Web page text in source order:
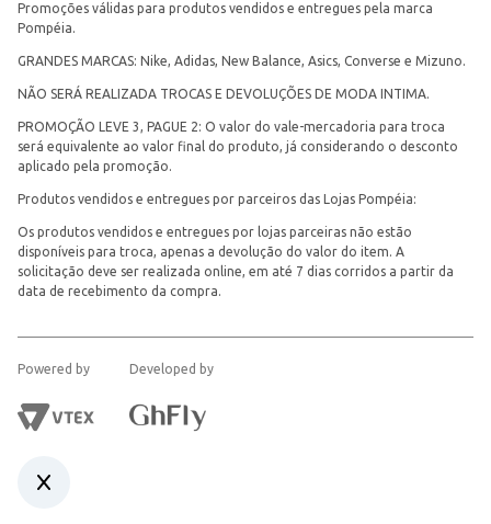
Promoções válidas para produtos vendidos e entregues pela marca
Pompéia.
GRANDES MARCAS: Nike, Adidas, New Balance, Asics, Converse e Mizuno.
NÃO SERÁ REALIZADA TROCAS E DEVOLUÇÕES DE MODA INTIMA.
PROMOÇÃO LEVE 3, PAGUE 2: O valor do vale-mercadoria para troca
será equivalente ao valor final do produto, já considerando o desconto
aplicado pela promoção.
Produtos vendidos e entregues por parceiros das Lojas Pompéia:
Os produtos vendidos e entregues por lojas parceiras não estão
disponíveis para troca, apenas a devolução do valor do item. A
solicitação deve ser realizada online, em até 7 dias corridos a partir da
data de recebimento da compra.
Powered by Developed by